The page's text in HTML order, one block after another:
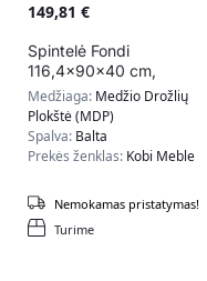
149,81 €
Spintelė Fondi
116,4x90x40 cm,
natūralios medžio /
juodos spalvos
Medžiaga: Medžio Drožlių
Plokštė (MDP)
Spalva: Balta
Prekės ženklas: Kobi Meble
Turime
Nemokamas pristatymas!